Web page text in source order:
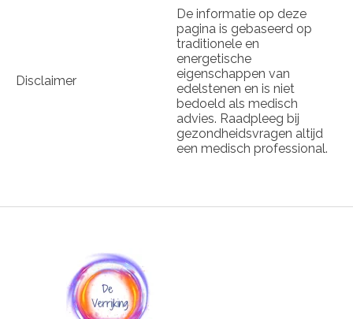
Disclaimer
De informatie op deze
pagina is gebaseerd op
traditionele en
energetische
eigenschappen van
edelstenen en is niet
bedoeld als medisch
advies. Raadpleeg bij
gezondheidsvragen altijd
een medisch professional.